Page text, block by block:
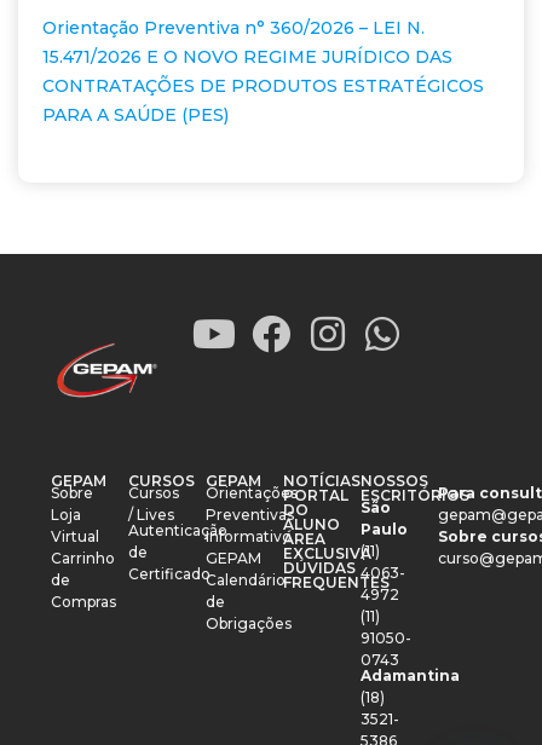
Orientação Preventiva n° 360/2026 – LEI N.
15.471/2026 E O NOVO REGIME JURÍDICO DAS
CONTRATAÇÕES DE PRODUTOS ESTRATÉGICOS
PARA A SAÚDE (PES)
GEPAM
Sobre
Loja
Virtual
Carrinho
de
Compras
CURSOS
Cursos
/ Lives
Autenticação
de
Certificado
GEPAM
Orientações
Preventivas
Informativo
GEPAM
Calendário
de
Obrigações
NOTÍCIAS
PORTAL
DO
ALUNO
ÁREA
EXCLUSIVA
DÚVIDAS
FREQUENTES
NOSSOS
ESCRITÓRIOS
São
Paulo
(11)
4063-
4972
(11)
91050-
0743
Adamantina
(18)
3521-
5386
Para
Sobre